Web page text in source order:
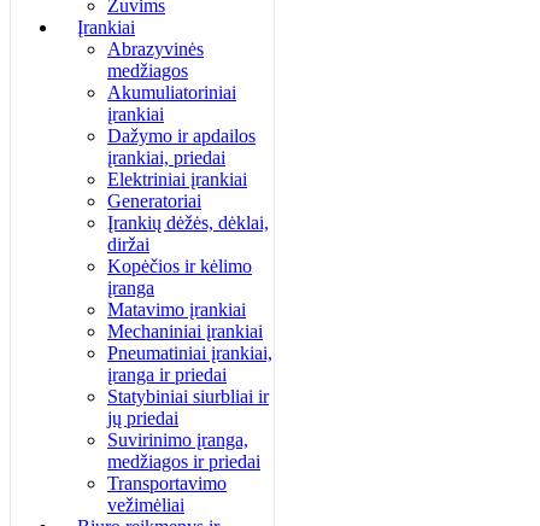
Žuvims
Įrankiai
Abrazyvinės
medžiagos
Akumuliatoriniai
įrankiai
Dažymo ir apdailos
įrankiai, priedai
Elektriniai įrankiai
Generatoriai
Įrankių dėžės, dėklai,
diržai
Kopėčios ir kėlimo
įranga
Matavimo įrankiai
Mechaniniai įrankiai
Pneumatiniai įrankiai,
įranga ir priedai
Statybiniai siurbliai ir
jų priedai
Suvirinimo įranga,
medžiagos ir priedai
Transportavimo
vežimėliai